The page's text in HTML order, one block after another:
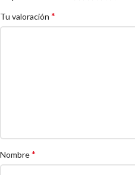
Tu valoración *
Nombre*